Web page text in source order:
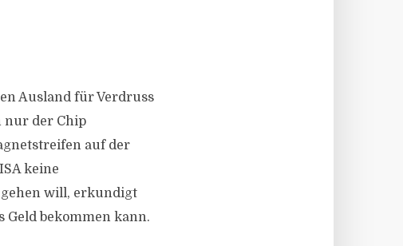
Ausland für Verdruss
nur der Chip
auf der
keine
will, erkundigt
Geld bekommen kann.